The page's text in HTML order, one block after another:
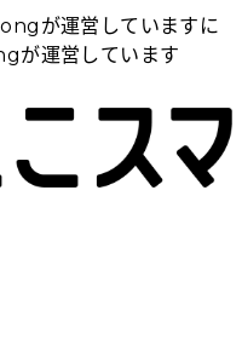
が運営しています に
が運営しています